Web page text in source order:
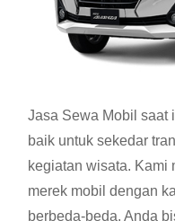
Jasa Sewa Mobil saat
baik untuk sekedar
kegiatan wisata. Kami
merek mobil dengan
berbeda-beda. Anda